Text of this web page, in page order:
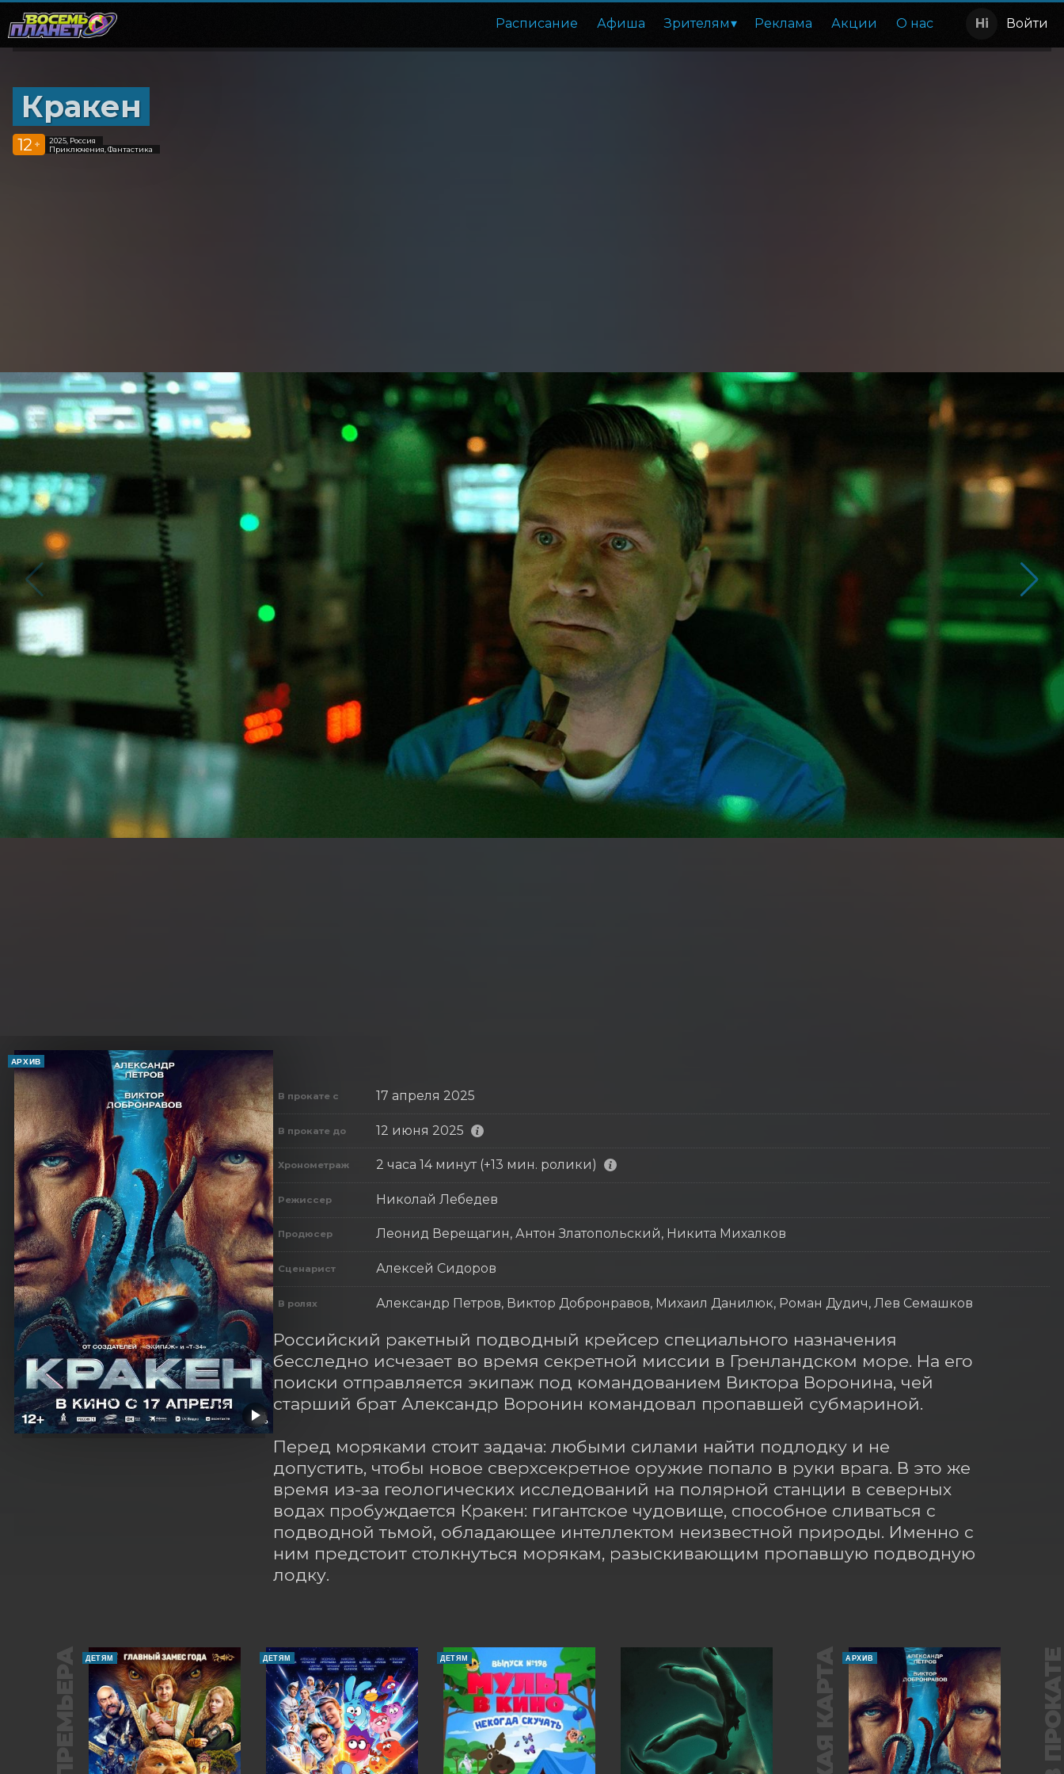
Расписание Афиша Зрителям Реклама Акции О нас Войти
Кракен
12 +
2025, Россия
Приключения, Фантастика
АРХИВ
В прокате с 17 апреля 2025
В прокате до 12 июня 2025
Хронометраж 2 часа 14 минут (+13 мин. ролики)
Режиссер Николай Лебедев
Продюсер Леонид Верещагин, Антон Златопольский, Никита Михалков
Сценарист Алексей Сидоров
В ролях Александр Петров, Виктор Добронравов, Михаил Данилюк, Роман Дудич, Лев Семашков
Российский ракетный подводный крейсер специального назначения
бесследно исчезает во время секретной миссии в Гренландском море. На его
поиски отправляется экипаж под командованием Виктора Воронина, чей
старший брат Александр Воронин командовал пропавшей субмариной.
Перед моряками стоит задача: любыми силами найти подлодку и не
допустить, чтобы новое сверхсекретное оружие попало в руки врага. В это же
время из-за геологических исследований на полярной станции в северных
водах пробуждается Кракен: гигантское чудовище, способное сливаться с
подводной тьмой, обладающее интеллектом неизвестной природы. Именно с
ним предстоит столкнуться морякам, разыскивающим пропавшую подводную
лодку.
ПРЕМЬЕРА ДЕТЯМ ДЕТЯМ ДЕТЯМ АРХИВ В